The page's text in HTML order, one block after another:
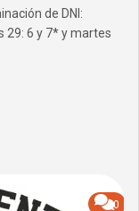
de DNI:
29: 6 y 7* y martes
0